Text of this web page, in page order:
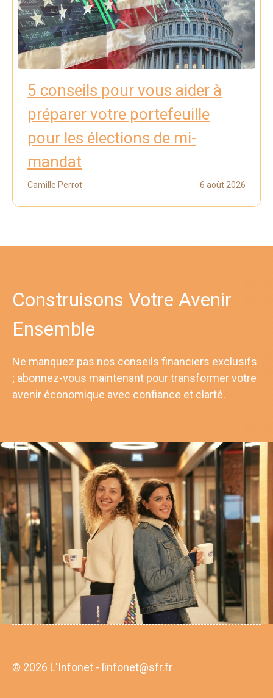
5 conseils pour vous aider à
préparer votre portefeuille
pour les élections de mi-
mandat
Camille Perrot 6 août 2026
Construisons Votre Avenir
Ensemble
Ne manquez pas nos conseils financiers exclusifs
; abonnez-vous maintenant pour transformer votre
avenir économique avec confiance et clarté.
© 2026 L'Infonet - linfonet@sfr.fr